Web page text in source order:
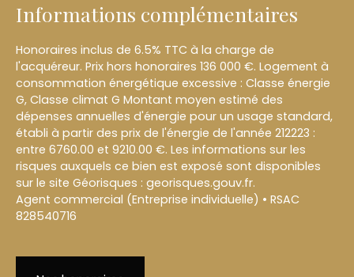
Informations complémentaires
Honoraires inclus de 6.5% TTC à la charge de
l'acquéreur. Prix hors honoraires 136 000 €. Logement à
consommation énergétique excessive : Classe énergie
G, Classe climat G Montant moyen estimé des
dépenses annuelles d'énergie pour un usage standard,
établi à partir des prix de l'énergie de l'année 212223 :
entre 6760.00 et 9210.00 €. Les informations sur les
risques auxquels ce bien est exposé sont disponibles
sur le site Géorisques : georisques.gouv.fr.
Agent commercial (Entreprise individuelle) • RSAC
828540716